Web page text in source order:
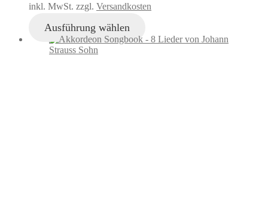
inkl. MwSt. zzgl. Versandkosten
Ausführung wählen